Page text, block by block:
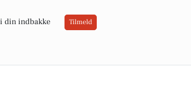
din indbakke Tilmeld